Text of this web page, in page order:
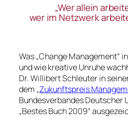
„Wer allein
wer im Netzwerk
Was „Change Management“
und wie kreative Unruhe
Dr. Willibert Schleuter in
dem „Zukunftspreis
Bundesverbandes Deutscher
„Bestes Buch 2009“